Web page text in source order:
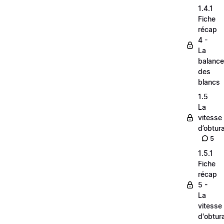
1.4.1
Fiche
récap
4 -
La
balance
des
blancs
1.5
La
vitesse
5
1.5.1
Fiche
récap
5 -
La
vitesse